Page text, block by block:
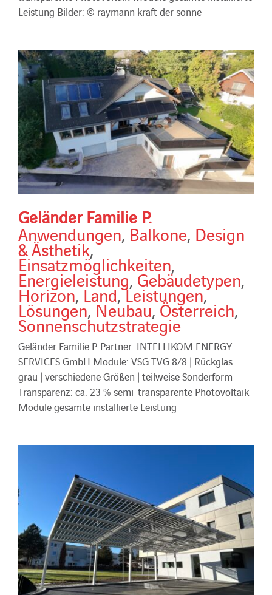
Leistung Bilder: © raymann kraft der sonne
Geländer Familie P.
Anwendungen, Balkone, Design
& Ästhetik,
Einsatzmöglichkeiten,
Energieleistung,Gebäudetypen,
Horizon,Land,Leistungen,
Lösungen,Neubau,Österreich,
Sonnenschutzstrategie
Geländer Familie P. Partner: INTELLIKOM ENERGY
SERVICES GmbH Module: VSG TVG 8/8 | Rückglas
grau | verschiedene Größen | teilweise Sonderform
Transparenz: ca. 23 % semi-transparente Photovoltaik-
Module gesamte installierte Leistung